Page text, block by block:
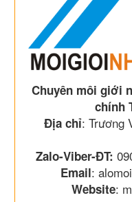
Chuyên môi giới
chính
Địa chỉ: Trương
Zalo-Viber-ĐT:
Email:
Website: